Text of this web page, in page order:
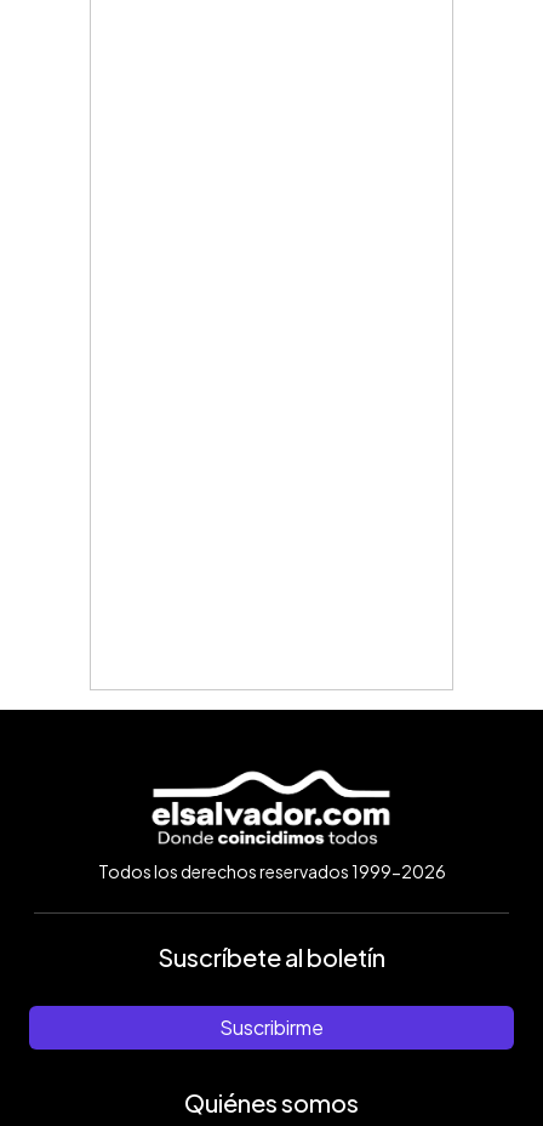
Todos los derechos reservados 1999-2026
Suscríbete al boletín
Suscribirme
Quiénes somos